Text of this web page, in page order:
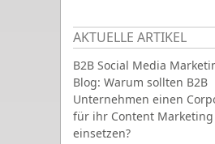
AKTUELLE ARTIKEL
B2B Social Media
Blog: Warum sollten B2B
Unternehmen einen
für ihr Content Marketing
einsetzen?